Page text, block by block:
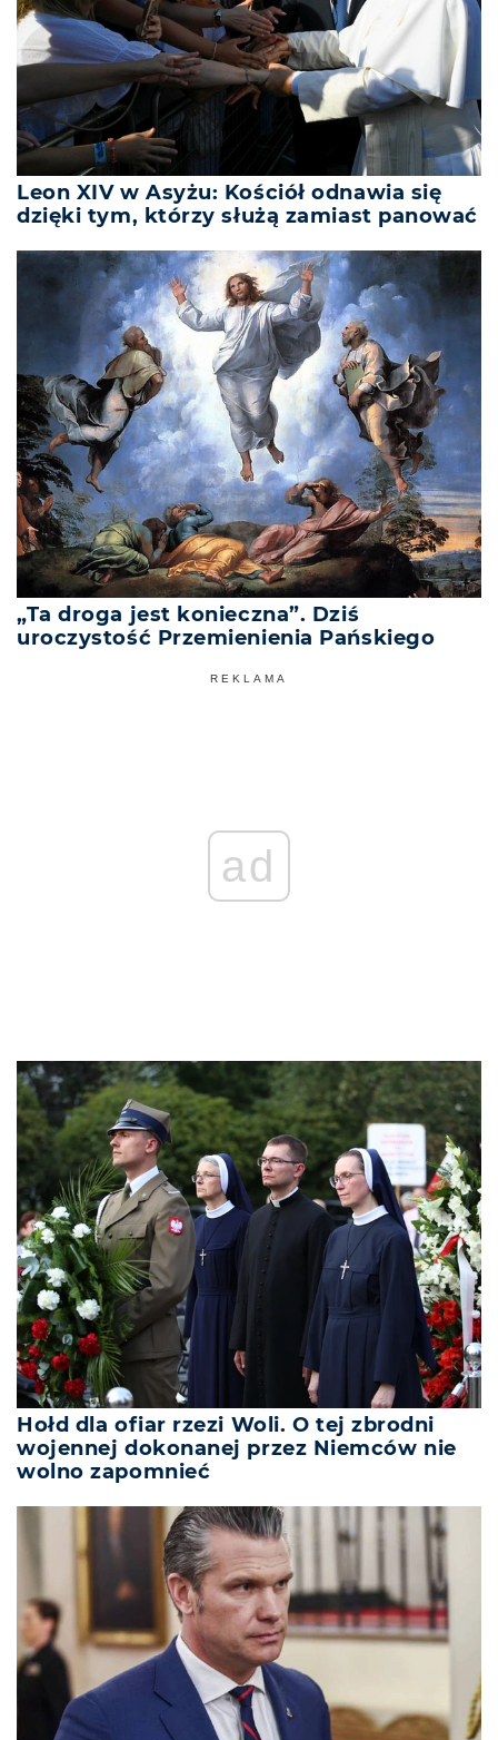
Leon XIV w Asyżu: Kościół odnawia się
dzięki tym, którzy służą zamiast panować
„Ta droga jest konieczna”. Dziś
uroczystość Przemienienia Pańskiego
REKLAMA
ad
Hołd dla ofiar rzezi Woli. O tej zbrodni
wojennej dokonanej przez Niemców nie
wolno zapomnieć